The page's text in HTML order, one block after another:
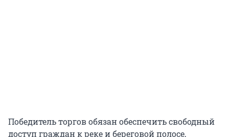
Победитель торгов обязан обеспечить свободный
доступ граждан к реке и береговой полосе,